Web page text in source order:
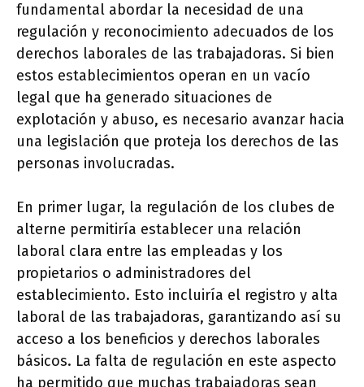
fundamental abordar la necesidad de una
regulación y reconocimiento adecuados de los
derechos laborales de las trabajadoras. Si bien
estos establecimientos operan en un vacío
legal que ha generado situaciones de
explotación y abuso, es necesario avanzar hacia
una legislación que proteja los derechos de las
personas involucradas.
En primer lugar, la regulación de los clubes de
alterne permitiría establecer una relación
laboral clara entre las empleadas y los
propietarios o administradores del
establecimiento. Esto incluiría el registro y alta
laboral de las trabajadoras, garantizando así su
acceso a los beneficios y derechos laborales
básicos. La falta de regulación en este aspecto
ha permitido que muchas trabajadoras sean